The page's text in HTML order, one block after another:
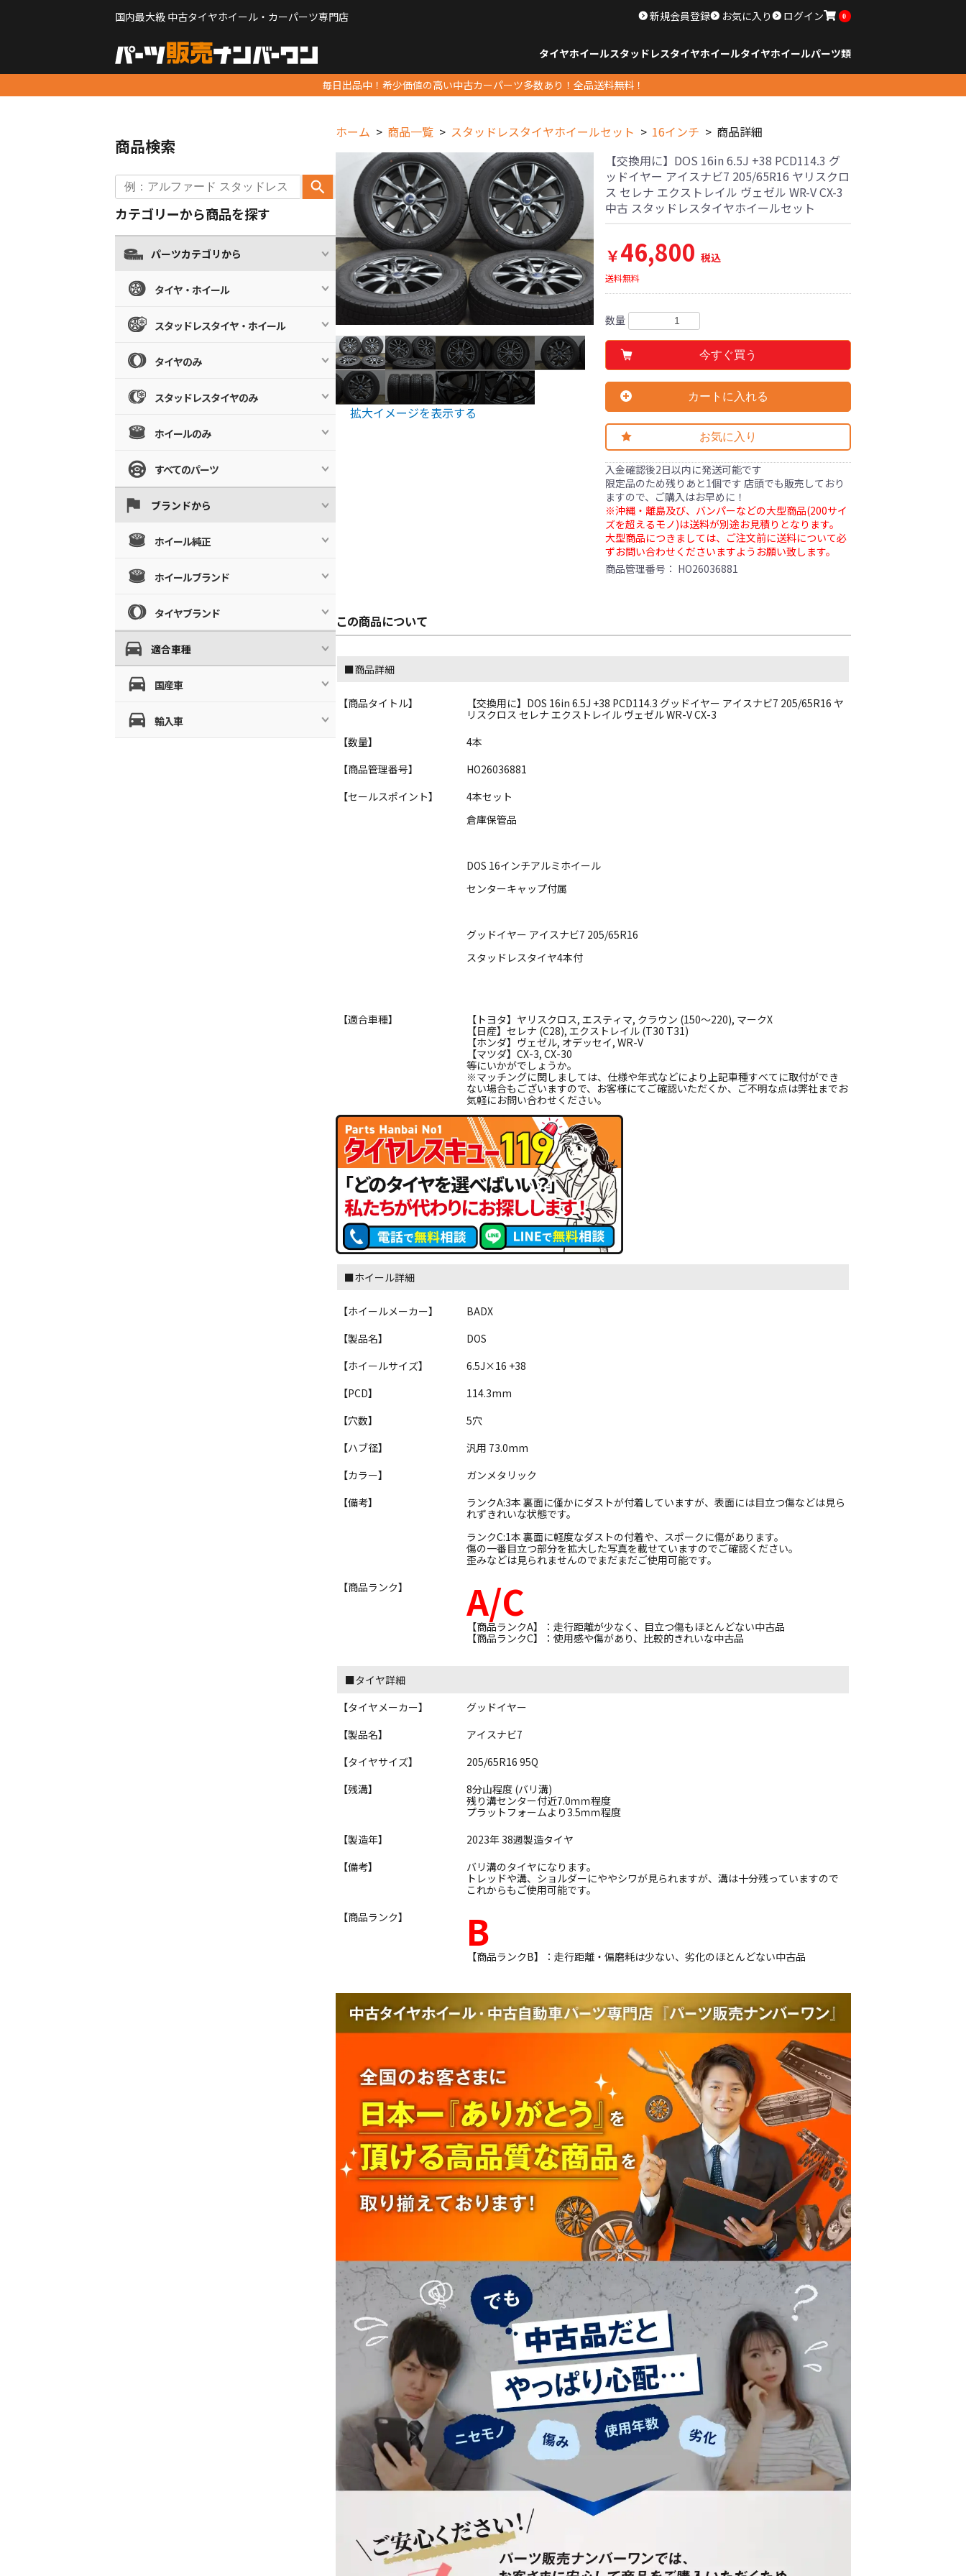
国内最大級 中古タイヤホイール・カーパーツ専門店 新規会員登録 お気に入り ログイン 0
タイヤホイールスタッドレスタイヤホイールタイヤホイールパーツ類
毎日出品中！希少価値の高い中古カーパーツ多数あり！全品送料無料！
ホーム 商品一覧 スタッドレスタイヤホイールセット 16インチ 商品詳細
拡大イメージを表示する
【交換用に】DOS 16in 6.5J +38 PCD114.3 グ
ッドイヤー アイスナビ7 205/65R16 ヤリスクロ
ス セレナ エクストレイル ヴェゼル WR-V CX-3
中古 スタッドレスタイヤホイールセット
￥46,800 税込
送料無料
数量
今すぐ買う
カートに入れる
お気に入り
入金確認後2日以内に発送可能です
限定品のため残りあと1個です 店頭でも販売しており
ますので、ご購入はお早めに！
※沖縄・離島及び、バンパーなどの大型商品(200サイ
ズを超えるモノ)は送料が別途お見積りとなります。
大型商品につきましては、ご注文前に送料について必
ずお問い合わせくださいますようお願い致します。
商品管理番号： HO26036881
この商品について
■商品詳細
【商品タイトル】
【交換用に】DOS 16in 6.5J +38 PCD114.3 グッドイヤー アイスナビ7 205/65R16 ヤ
リスクロス セレナ エクストレイル ヴェゼル WR-V CX-3
【数量】
4本
【商品管理番号】
HO26036881
【セールスポイント】
4本セット
倉庫保管品
DOS 16インチアルミホイール
センターキャップ付属
グッドイヤー アイスナビ7 205/65R16
スタッドレスタイヤ4本付
【適合車種】
【トヨタ】ヤリスクロス, エスティマ, クラウン (150～220), マークX
【日産】セレナ (C28), エクストレイル (T30 T31)
【ホンダ】ヴェゼル, オデッセイ, WR-V
【マツダ】CX-3, CX-30
等にいかがでしょうか。
※マッチングに関しましては、仕様や年式などにより上記車種すべてに取付ができ
ない場合もございますので、お客様にてご確認いただくか、ご不明な点は弊社までお
気軽にお問い合わせください。
■ホイール詳細
【ホイールメーカー】
BADX
【製品名】
DOS
【ホイールサイズ】
6.5J×16 +38
【PCD】
114.3mm
【穴数】
5穴
【ハブ径】
汎用 73.0mm
【カラー】
ガンメタリック
【備考】
ランクA:3本 裏面に僅かにダストが付着していますが、表面には目立つ傷などは見ら
れずきれいな状態です。
ランクC:1本 裏面に軽度なダストの付着や、スポークに傷があります。
傷の一番目立つ部分を拡大した写真を載せていますのでご確認ください。
歪みなどは見られませんのでまだまだご使用可能です。
【商品ランク】
A/C
【商品ランクA】：走行距離が少なく、目立つ傷もほとんどない中古品
【商品ランクC】：使用感や傷があり、比較的きれいな中古品
■タイヤ詳細
【タイヤメーカー】
グッドイヤー
【製品名】
アイスナビ7
【タイヤサイズ】
205/65R16 95Q
【残溝】
8分山程度 (バリ溝)
残り溝センター付近7.0ｍｍ程度
プラットフォームより3.5ｍｍ程度
【製造年】
2023年 38週製造タイヤ
【備考】
バリ溝のタイヤになります。
トレッドや溝、ショルダーにややシワが見られますが、溝は十分残っていますので
これからもご使用可能です。
【商品ランク】
B
【商品ランクB】：走行距離・偏磨耗は少ない、劣化のほとんどない中古品
商品検索
カテゴリーから商品を探す
パーツカテゴリから
タイヤ・ホイール
スタッドレスタイヤ・ホイール
タイヤのみ
スタッドレスタイヤのみ
ホイールのみ
すべてのパーツ
ブランドから
ホイール純正
ホイールブランド
タイヤブランド
適合車種
国産車
輸入車